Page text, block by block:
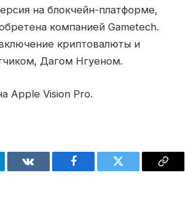
на блокчейн-платформе,
компанией Gametech.
криптовалюты и
Дагом Нгуеном.
Apple Vision Pro.
VKontakteFacebook Twitter
Copy